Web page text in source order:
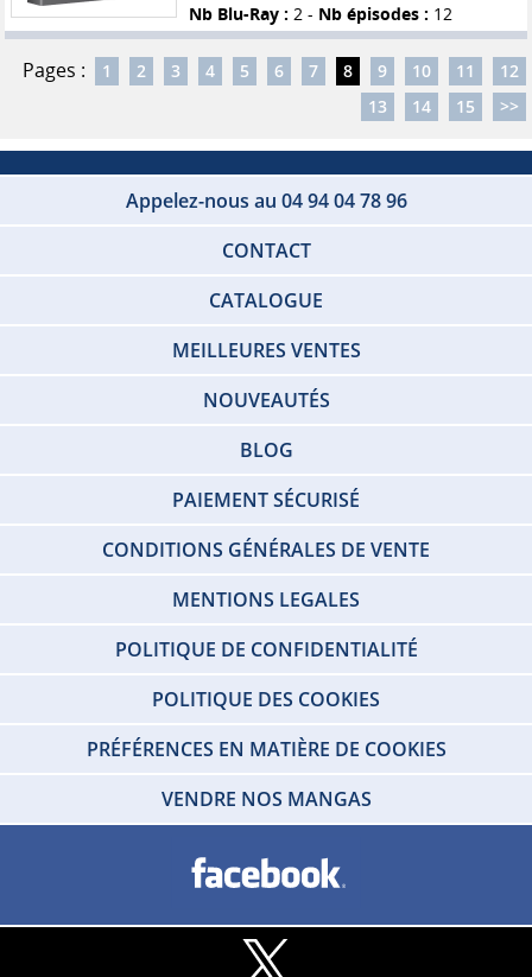
Nb Blu-Ray : 2 - Nb épisodes : 12
Pages : 1 2 3 4 5 6 7 8 9 10 11
12
13
14 15 >>
Appelez-nous au 04 94 04 78 96
CONTACT
CATALOGUE
MEILLEURES VENTES
NOUVEAUTÉS
BLOG
PAIEMENT SÉCURISÉ
CONDITIONS GÉNÉRALES DE VENTE
MENTIONS LEGALES
POLITIQUE DE CONFIDENTIALITÉ
POLITIQUE DES COOKIES
PRÉFÉRENCES EN MATIÈRE DE COOKIES
VENDRE NOS MANGAS